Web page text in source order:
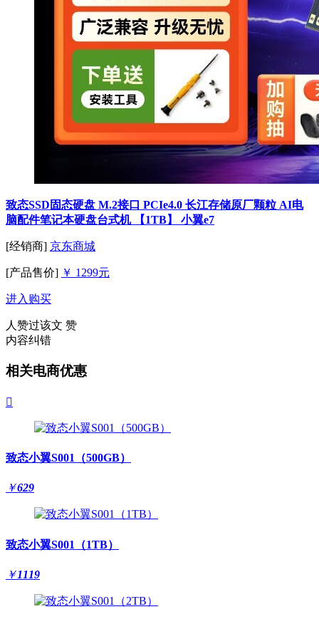
致态SSD固态硬盘 M.2接口 PCIe4.0 长江存储原厂颗粒 AI电
脑配件笔记本硬盘台式机 【1TB】 小翼e7
[经销商] 京东商城
[产品售价] ￥ 1299元
进入购买
人赞过该文 赞
内容纠错
相关电商优惠

致态小翼S001（500GB）
￥629
致态小翼S001（1TB）
￥1119